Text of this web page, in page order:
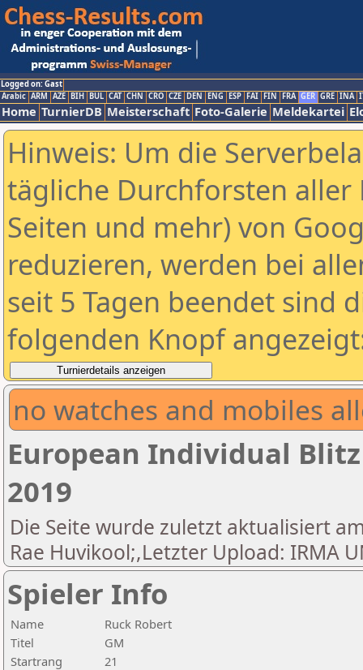
Logged on: Gast
Arabic ARM AZE BIH BUL CAT CHN CRO CZE DEN ENG ESP FAI FIN FRA GER GRE INA
Home TurnierDB Meisterschaft Foto-Galerie Meldekartei
Hinweis: Um die
tägliche Durchforsten aller
Seiten und mehr) von
reduzieren, werden bei
seit 5 Tagen beendet sind
folgenden Knopf
no watches and mobiles
European Individual
2019
Die Seite wurde zuletzt aktualisiert
Rae Huvikool;,Letzter Upload: IRMA
Spieler Info
Name
Ruck Robert
Titel
GM
Startrang
21